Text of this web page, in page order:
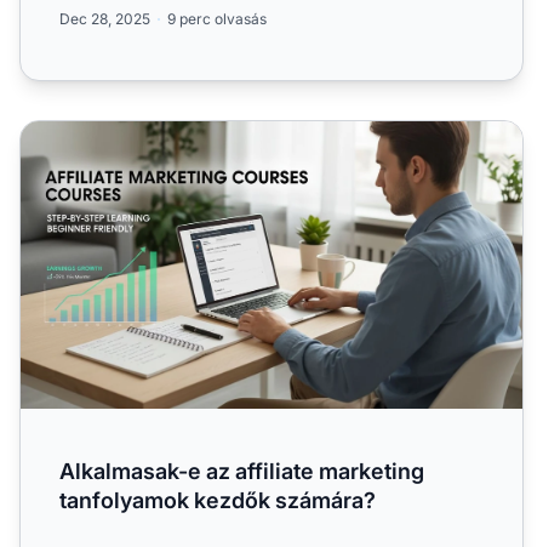
Dec 28, 2025 9 perc olvasás
Alkalmasak-e az affiliate marketing tanfolyamok kezdők
Alkalmasak-e az affiliate marketing
tanfolyamok kezdők számára?